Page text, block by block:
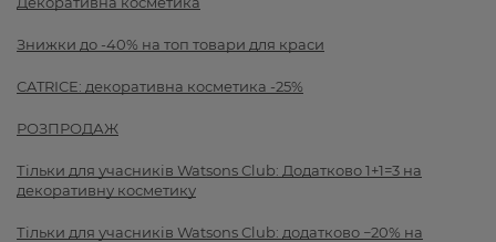
Знижки до -40% на топ товари для краси
CATRICE: декоративна косметика -25%
РОЗПРОДАЖ
Тільки для учасників Watsons Club: Додатково 1+1=3 на
декоративну косметику
Тільки для учасників Watsons Club: додатково −20% на